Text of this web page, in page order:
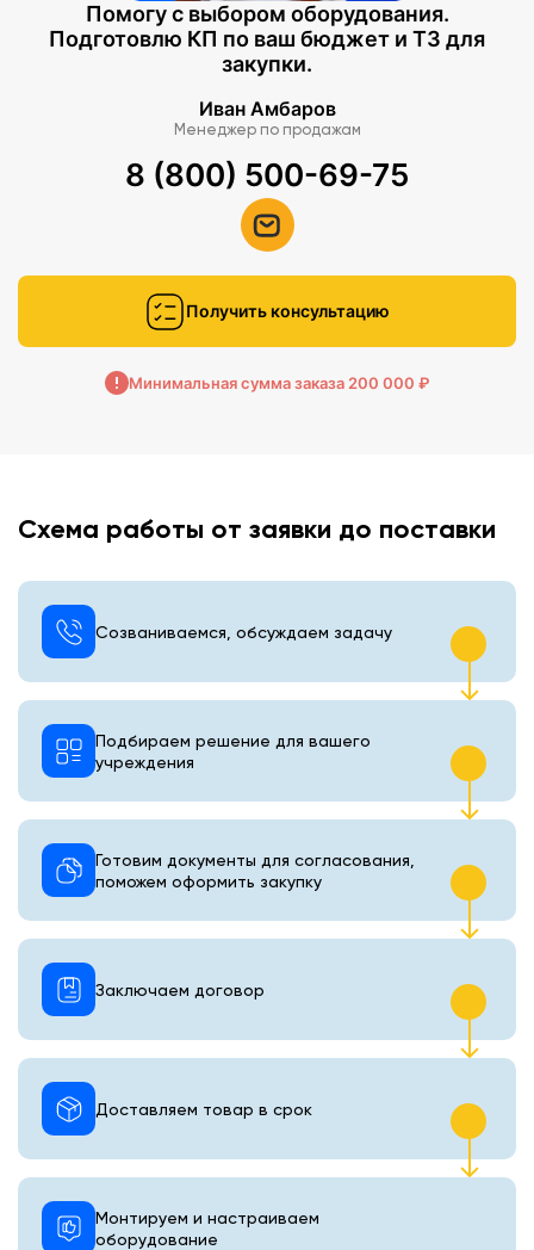
Помогу с выбором оборудования.
Подготовлю КП по ваш бюджет и ТЗ для
закупки.
Иван Амбаров
Менеджер по продажам
8 (800) 500-69-75
Получить консультацию
Минимальная сумма заказа 200 000 ₽
Схема работы от заявки до поставки
Созваниваемся, обсуждаем задачу
Подбираем решение для вашего
учреждения
Готовим документы для согласования,
поможем оформить закупку
Монтируем и настраиваем
оборудование
Доставляем товар в срок
Заключаем договор